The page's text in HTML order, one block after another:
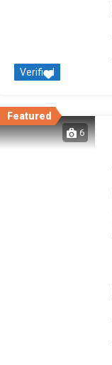
Verified
Featured
6